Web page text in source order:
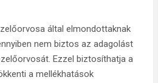
által elmondottaknak
nem biztos az adagolást
Ezzel biztosíthatja a
a mellékhatások